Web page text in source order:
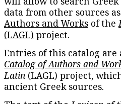
data from other sources
Authors and Works of the
(LAGL) project.
Entries of this catalog
Catalog of Authors and
Latin (LAGL) project,
ancient Greek sources.